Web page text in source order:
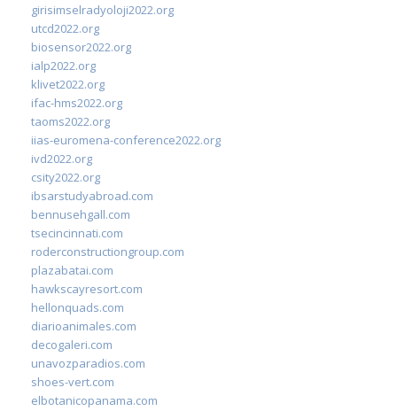
girisimselradyoloji2022.org
utcd2022.org
biosensor2022.org
ialp2022.org
klivet2022.org
ifac-hms2022.org
taoms2022.org
iias-euromena-conference2022.org
ivd2022.org
csity2022.org
ibsarstudyabroad.com
bennusehgall.com
tsecincinnati.com
roderconstructiongroup.com
plazabatai.com
hawkscayresort.com
hellonquads.com
diarioanimales.com
decogaleri.com
unavozparadios.com
shoes-vert.com
elbotanicopanama.com